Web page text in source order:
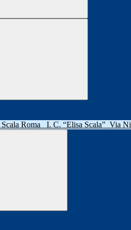
I. C. “Elisa Scala” Via